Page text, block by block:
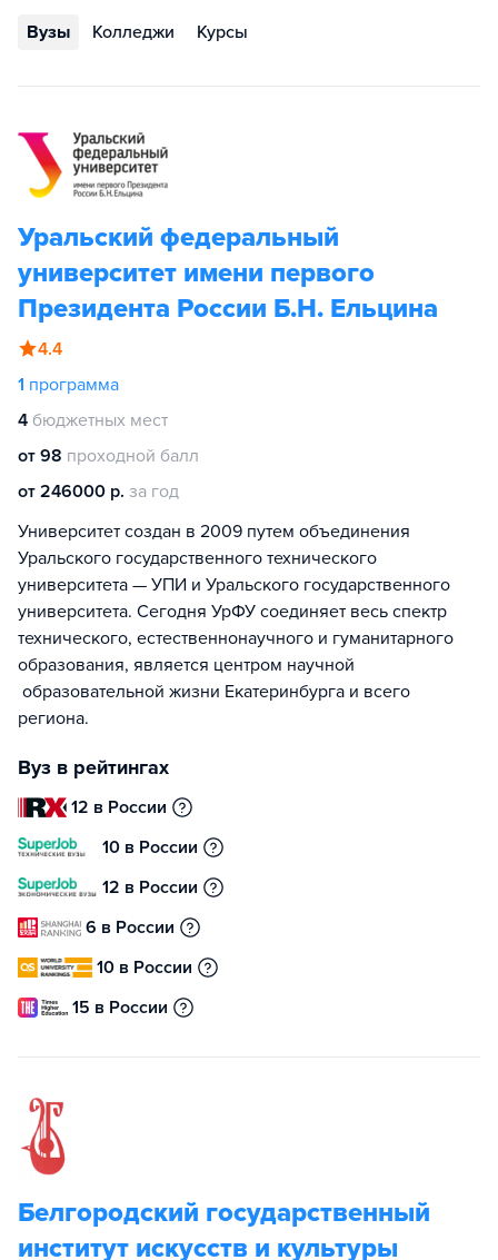
Вузы Колледжи Курсы
Уральский федеральный
университет имени первого
Президента России Б.Н. Ельцина
4.4
1 программа
4 бюджетных мест
от 98 проходной балл
от 246000 р. за год
Университет создан в 2009 путем объединения
Уральского государственного технического
университета — УПИ и Уральского государственного
университета. Сегодня УрФУ соединяет весь спектр
технического, естественнонаучного и гуманитарного
образования, является центром научной
образовательной жизни Екатеринбурга и всего
региона.
Вуз в рейтингах
12 в России
10 в России
12 в России
6 в России
10 в России
15 в России
Белгородский государственный
институт искусств и культуры